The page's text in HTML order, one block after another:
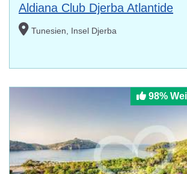
Aldiana Club Djerba Atlantide
Tunesien, Insel Djerba
98%